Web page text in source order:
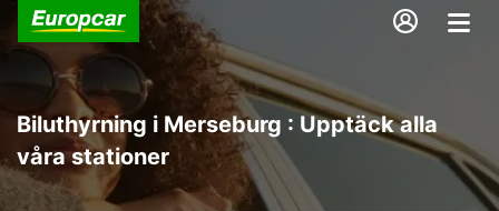
Biluthyrning i Merseburg : Upptäck alla
våra stationer